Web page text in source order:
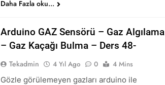
Daha Fazla oku...
Arduino GAZ Sensörü – Gaz Algılama
– Gaz Kaçağı Bulma – Ders 48-
Tekadmin 4 Yıl Ago 0
4 Mins
Gözle görülemeyen gazları arduino ile